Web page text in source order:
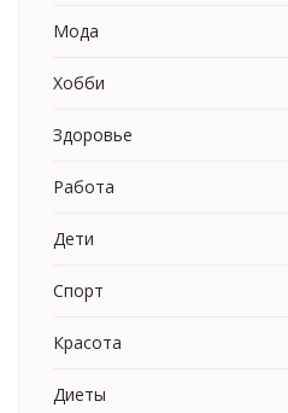
Мода
Хобби
Здоровье
Работа
Дети
Спорт
Красота
Диеты